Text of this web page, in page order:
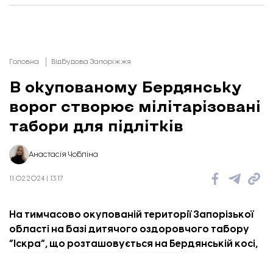
Головна Відбудова Запоріжжя
В окупованому Бердянську
ворог створює мілітарізовані
табори для підлітків
Анастасія Чобліна
11.02.2024 | 13:17
На тимчасово окупованій території Запорізької
області на базі дитячого оздоровчого табору
“Іскра”, що розташовується на Бердянській косі,